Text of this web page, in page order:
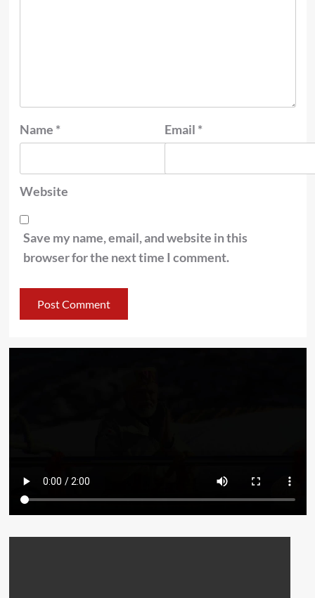
Name * Email *
Website
Save my name, email, and website in this
browser for the next time I comment.